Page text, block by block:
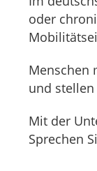
oder
Menschen
und
Mit der
Sprechen